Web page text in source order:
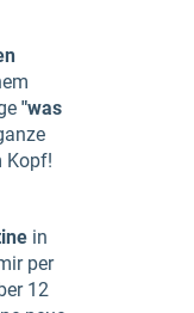
"was
Kopf!
in
per
12